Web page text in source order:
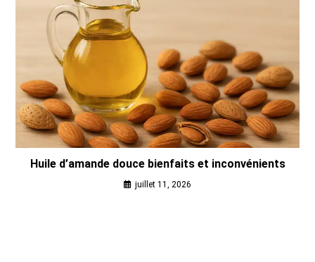
Huile d’amande douce bienfaits et inconvénients
juillet 11, 2026